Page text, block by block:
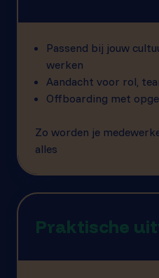
Passend bij jouw
werken
Aandacht voor rol,
Offboarding met
Zo worden je
alles
Praktische